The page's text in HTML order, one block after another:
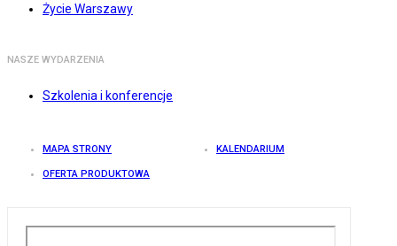
Życie Warszawy
NASZE WYDARZENIA
Szkolenia i konferencje
MAPA STRONY KALENDARIUM
OFERTA PRODUKTOWA